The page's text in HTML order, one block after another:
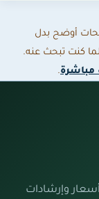
أوضح بدل
كنت تبحث عنه.
.
وإرشادات